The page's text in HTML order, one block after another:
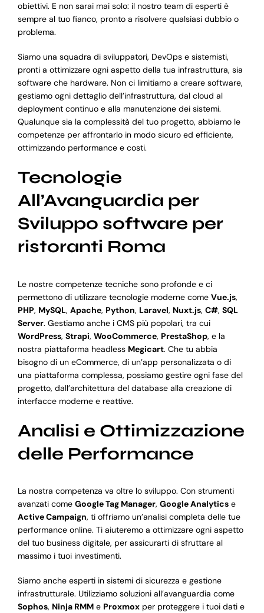
obiettivi. E non sarai mai solo: il nostro team di esperti è
sempre al tuo fianco, pronto a risolvere qualsiasi dubbio o
problema.
Siamo una squadra di sviluppatori, DevOps e sistemisti,
pronti a ottimizzare ogni aspetto della tua infrastruttura, sia
software che hardware. Non ci limitiamo a creare software,
gestiamo ogni dettaglio dell’infrastruttura, dal cloud al
deployment continuo e alla manutenzione dei sistemi.
Qualunque sia la complessità del tuo progetto, abbiamo le
competenze per affrontarlo in modo sicuro ed efficiente,
ottimizzando performance e costi.
Tecnologie
All’Avanguardia per
Sviluppo software per
ristoranti Roma
Le nostre competenze tecniche sono profonde e ci
permettono di utilizzare tecnologie moderne come Vue.js,
PHP, MySQL, Apache, Python, Laravel, Nuxt.js, C#, SQL
Server. Gestiamo anche i CMS più popolari, tra cui
WordPress, Strapi, WooCommerce, PrestaShop, e la
nostra piattaforma headless Megicart. Che tu abbia
bisogno di un eCommerce, di un’app personalizzata o di
una piattaforma complessa, possiamo gestire ogni fase del
progetto, dall’architettura del database alla creazione di
interfacce moderne e reattive.
Analisi e Ottimizzazione
delle Performance
La nostra competenza va oltre lo sviluppo. Con strumenti
avanzati come Google Tag Manager, Google Analyticse
Active Campaign, ti offriamo un’analisi completa delle tue
performance online. Ti aiuteremo a ottimizzare ogni aspetto
del tuo business digitale, per assicurarti di sfruttare al
massimo i tuoi investimenti.
Siamo anche esperti in sistemi di sicurezza e gestione
infrastrutturale. Utilizziamo soluzioni all’avanguardia come
Sophos, Ninja RMMe Proxmoxper proteggere i tuoi dati e